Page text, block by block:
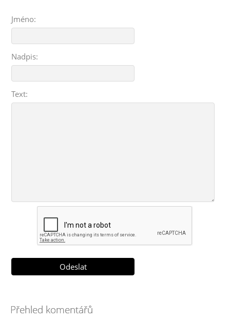
Jméno:
Nadpis:
Text:
Přehled komentářů